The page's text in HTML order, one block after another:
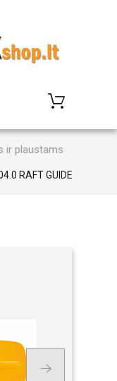
ir plaustams
RAFT GUIDE